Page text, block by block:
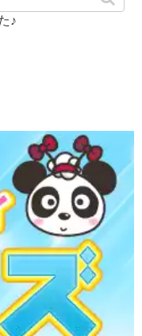
♪